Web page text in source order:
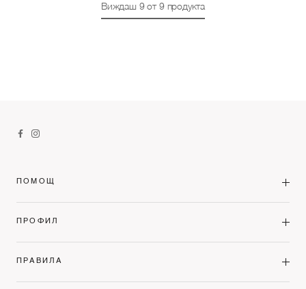
Виждаш 9от 9продукта
ПОМОЩ
ПРОФИЛ
ПРАВИЛА